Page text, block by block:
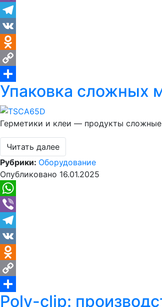
Viber
Telegram
VK
Odnoklassniki
Copy
Link
Отправить
Упаковка сложных
Герметики и клеи — продукты
Читать далее
Рубрики: Оборудование
Опубликовано 16.01.2025
WhatsApp
Viber
Telegram
VK
Odnoklassniki
Copy
Link
Отправить
Poly-clip: